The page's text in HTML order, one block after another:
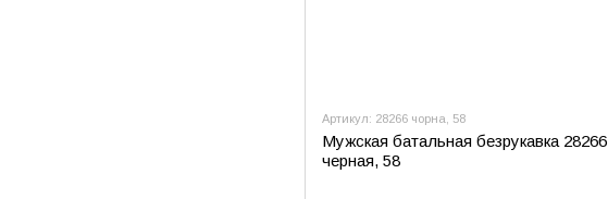
Артикул: 28266 чорна, 58
Мужская батальная безрукавка 28266
черная, 58